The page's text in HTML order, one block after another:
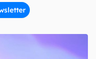
Canaltech.